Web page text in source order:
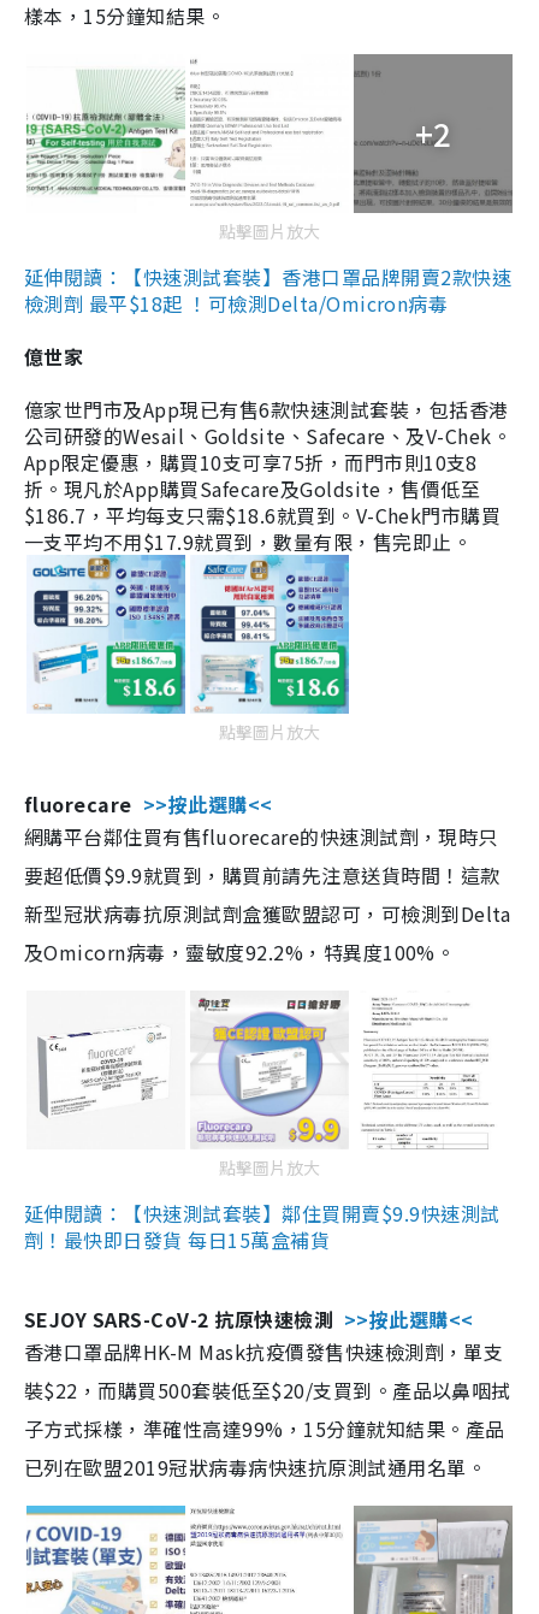
樣本，15分鐘知結果。
+2
點擊圖片放大
延伸閱讀：【快速測試套裝】香港口罩品牌開賣2款快速
檢測劑 最平$18起 ！可檢測Delta/Omicron病毒
億世家
億家世門市及App現已有售6款快速測試套裝，包括香港
公司研發的Wesail、Goldsite、Safecare、及V-Chek。
App限定優惠，購買10支可享75折，而門市則10支8
折。現凡於App購買Safecare及Goldsite，售價低至
$186.7，平均每支只需$18.6就買到。V-Chek門市購買
一支平均不用$17.9就買到，數量有限，售完即止。
點擊圖片放大
fluorecare >>按此選購<<
網購平台鄰住買有售fluorecare的快速測試劑，現時只
要超低價$9.9就買到，購買前請先注意送貨時間！這款
新型冠狀病毒抗原測試劑盒獲歐盟認可，可檢測到Delta
及Omicorn病毒，靈敏度92.2%，特異度100%。
點擊圖片放大
延伸閱讀：【快速測試套裝】鄰住買開賣$9.9快速測試
劑！最快即日發貨 每日15萬盒補貨
SEJOY SARS-CoV-2 抗原快速檢測 >>按此選購<<
香港口罩品牌HK-M Mask抗疫價發售快速檢測劑，單支
裝$22，而購買500套裝低至$20/支買到。產品以鼻咽拭
子方式採樣，準確性高達99%，15分鐘就知結果。產品
已列在歐盟2019冠狀病毒病快速抗原測試通用名單。